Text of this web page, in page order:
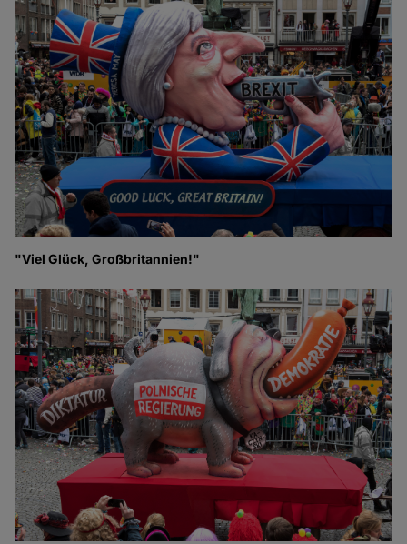
"Viel Glück, Großbritannien!"